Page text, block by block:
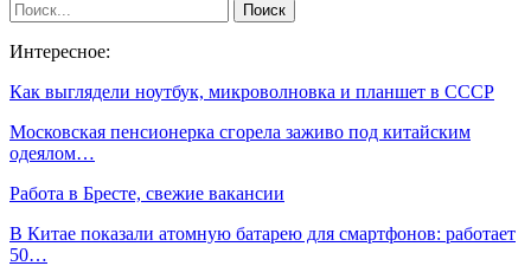
Интересное:
Как выглядели ноутбук, микроволновка и планшет в СССР
Московская пенсионерка сгорела заживо под китайским
одеялом…
Работа в Бресте, свежие вакансии
В Китае показали атомную батарею для смартфонов: работает
50…